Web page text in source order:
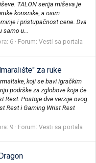
TALON serija miševa je
korisnike, a osim
i pristupačnost cene. Dva
samo u...
6 Forum: Vesti sa portala
za ruke
koji se bavi igračkim
podrške za zglobove koja će
Rest. Postoje dve verzije ovog
Rest i Gaming Wrist Rest
9 Forum: Vesti sa portala